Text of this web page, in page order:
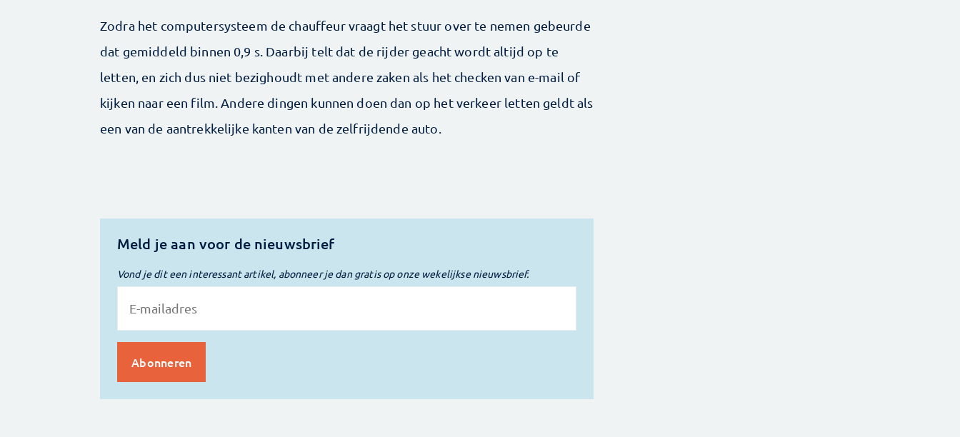
Zodra het computersysteem de chauffeur vraagt het stuur over te nemen gebeurde
dat gemiddeld binnen 0,9 s. Daarbij telt dat de rijder geacht wordt altijd op te
letten, en zich dus niet bezighoudt met andere zaken als het checken van e-mail of
kijken naar een film. Andere dingen kunnen doen dan op het verkeer letten geldt als
een van de aantrekkelijke kanten van de zelfrijdende auto.
Meld je aan voor de nieuwsbrief
Vond je dit een interessant artikel, abonneer je dan gratis op onze wekelijkse nieuwsbrief.